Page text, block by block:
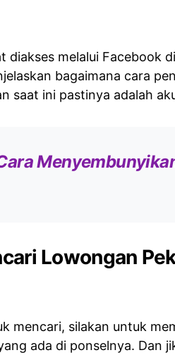
diakses melalui Facebook
bagaimana cara
saat ini pastinya adalah
Lowongan
mencari, silakan untuk
ada di ponselnya. Dan